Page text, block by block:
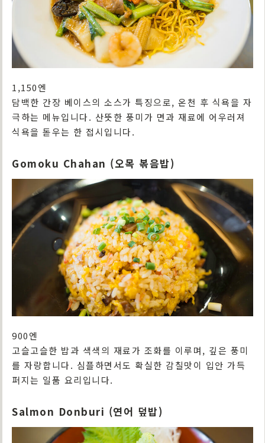
1,150엔
담백한 간장 베이스의 소스가 특징으로, 온천 후 식욕을 자
극하는 메뉴입니다. 산뜻한 풍미가 면과 재료에 어우러져
식욕을 돋우는 한 접시입니다.
Gomoku Chahan (오목 볶음밥)
900엔
고슬고슬한 밥과 색색의 재료가 조화를 이루며, 깊은 풍미
를 자랑합니다. 심플하면서도 확실한 감칠맛이 입안 가득
퍼지는 일품 요리입니다.
Salmon Donburi (연어 덮밥)